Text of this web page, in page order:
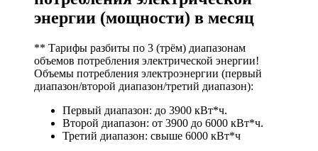
энергии (мощности) в месяц
** Тарифы разбиты по 3 (трём) диапазонам
объемов потребления электрической энергии!
Объемы потребления электроэнергии (первый
диапазон/второй диапазон/третий диапазон):
Первый диапазон: до 3900 кВт*ч.
Второй диапазон: от 3900 до 6000 кВт*ч.
Третий диапазон: свыше 6000 кВт*ч